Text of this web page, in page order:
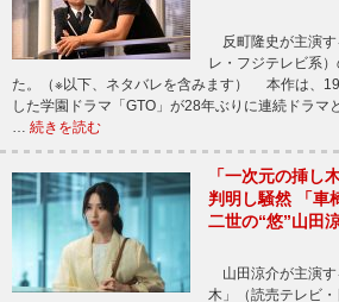
反町隆史が主演す
レ・フジテレビ系
た。（※以下、ネタバレを含みます） 本作は、
した学園ドラマ「GTO」が28年ぶりに連続ドラマ
続きを読む
「一次元の挿し
判明し騒然 「車
二世の“悠”山田
山田涼介が主演す
木」（読売テレビ